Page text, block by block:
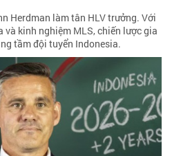
Herdman làm tân HLV trưởng. Với
kinh nghiệm MLS, chiến lược gia
tầm đội tuyển Indonesia.